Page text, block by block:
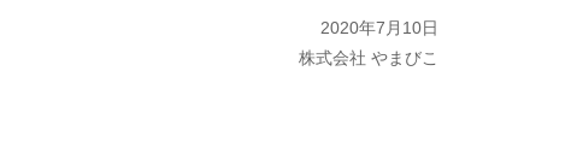
2020年7月10日
株式会社 やまびこ